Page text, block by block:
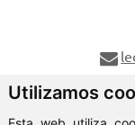
UtilizamosCalle Dos